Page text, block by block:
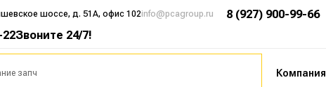
шоссе, д. 51А, офис 102info@pcagroup.ru
8 (927) 900-99-66
22Звоните 24/7!
Компания